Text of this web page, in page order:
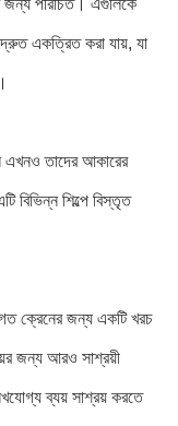
জন্য পরিচিত। এগুলিকে
একত্রিত করা যায়, যা
এখনও তাদের আকারের
বিভিন্ন শিল্পে বিস্তৃত
ক্রেনের জন্য একটি খরচ
জন্য আরও সাশ্রয়ী
ব্যয় সাশ্রয় করতে